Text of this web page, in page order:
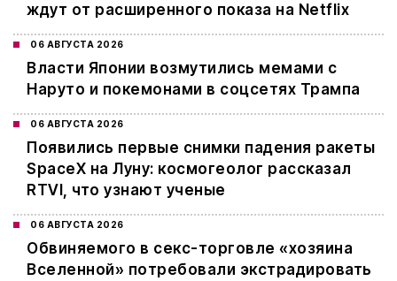
ждут от расширенного показа на Netflix
06 АВГУСТА 2026
Власти Японии возмутились мемами с
Наруто и покемонами в соцсетях Трампа
06 АВГУСТА 2026
Появились первые снимки падения ракеты
SpaceX на Луну: космогеолог рассказал
RTVI, что узнают ученые
06 АВГУСТА 2026
Обвиняемого в секс-торговле «хозяина
Вселенной» потребовали экстрадировать